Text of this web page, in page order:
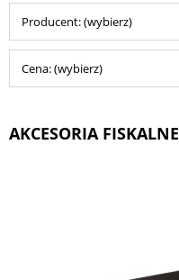
Producent: (wybierz)
Cena: (wybierz)
AKCESORIA FISKALNE